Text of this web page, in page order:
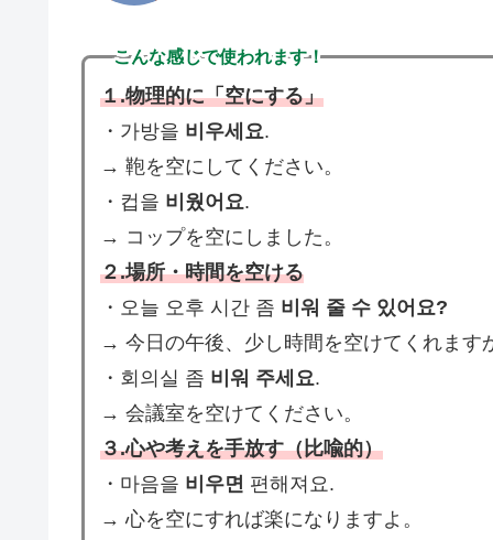
こんな感じで使われます！
１.物理的に「空にする」
・가방을 비우세요.
→ 鞄を空にしてください。
・컵을 비웠어요.
→ コップを空にしました。
２.場所・時間を空ける
・오늘 오후 시간 좀 비워 줄 수 있어요?
→ 今日の午後、少し時間を空けてくれます
・회의실 좀 비워 주세요.
→ 会議室を空けてください。
３.心や考えを手放す（比喩的）
・마음을 비우면 편해져요.
→ 心を空にすれば楽になりますよ。